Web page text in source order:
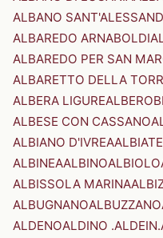
ALBANO
ALBAREDO ARNABOLDI
ALBAREDO PER SAN
ALBARETTO DELLA
ALBERA LIGURE
ALBESE CON CASSANO
ALBIANO D'IVREAALBIATE
ALBINEAALBINOALBIOLO
ALBISSOLA MARINA
ALBUGNANOALBUZZANO
ALDENOALDINO .ALDEIN.